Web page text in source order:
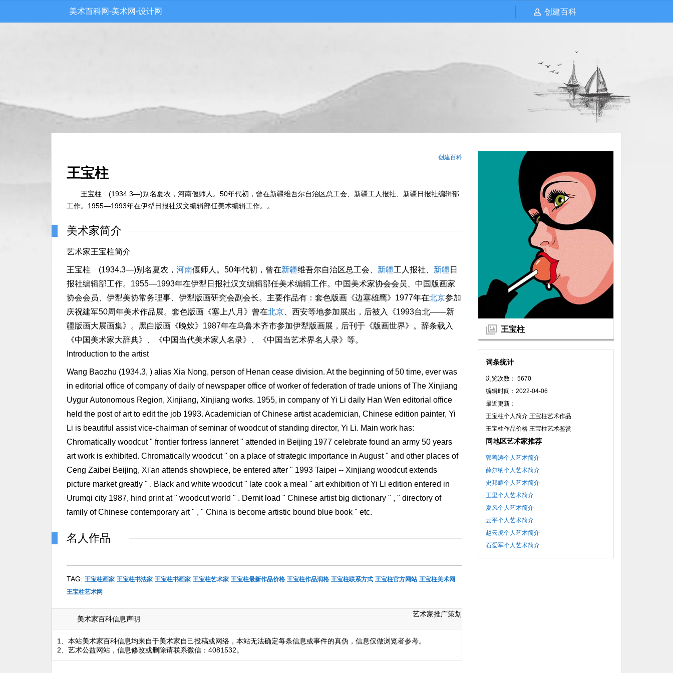
美术百科网-美术网-设计网 创建百科
王宝柱
词条统计
浏览次数： 5670
编辑时间：2022-04-06
最近更新：
王宝柱个人简介 王宝柱艺术作品
王宝柱作品价格 王宝柱艺术鉴赏
同地区艺术家推荐
郭善涛个人艺术简介
薛尔纳个人艺术简介
史邦耀个人艺术简介
王里个人艺术简介
夏风个人艺术简介
云平个人艺术简介
赵云虎个人艺术简介
石爱军个人艺术简介
创建百科
王宝柱
王宝柱 (1934.3—)别名夏农，河南偃师人。50年代初，曾在新疆维吾尔自治区总工会、新疆工人报社、新疆日报社编辑部
工作。1955—1993年在伊犁日报社汉文编辑部任美术编辑工作。。
美术家简介
艺术家王宝柱简介
王宝柱 (1934.3—)别名夏农， 河南偃师人。50年代初，曾在新疆维吾尔自治区总工会、 新疆工人报社、 新疆 日
报社编辑部工作。1955—1993年在伊犁日报社汉文编辑部任美术编辑工作。中国美术家协会会员、中国版画家
协会会员、伊犁美协常务理事、伊犁版画研究会副会长。主要作品有：套色版画《边塞雄鹰》1977年在北京参加
庆祝建军50周年美术作品展。套色版画《塞上八月》曾在北京 、西安等地参加展出，后被入《1993台北——新
疆版画大展画集》。黑白版画《晚炊》1987年在乌鲁木齐市参加伊犁版画展，后刊于《版画世界》。辞条载入
《中国美术家大辞典》、《中国当代美术家人名录》、《中国当艺术界名人录》等。
Introduction to the artist
Wang Baozhu (1934.3, ) alias Xia Nong, person of Henan cease division. At the beginning of 50 time, ever was
in editorial office of company of daily of newspaper office of worker of federation of trade unions of The Xinjiang
Uygur Autonomous Region, Xinjiang, Xinjiang works. 1955, in company of Yi Li daily Han Wen editorial office
held the post of art to edit the job 1993. Academician of Chinese artist academician, Chinese edition painter, Yi
Li is beautiful assist vice-chairman of seminar of woodcut of standing director, Yi Li. Main work has:
Chromatically woodcut " frontier fortress lanneret " attended in Beijing 1977 celebrate found an army 50 years
art work is exhibited. Chromatically woodcut " on a place of strategic importance in August " and other places of
Ceng Zaibei Beijing, Xi'an attends showpiece, be entered after " 1993 Taipei -- Xinjiang woodcut extends
picture market greatly " . Black and white woodcut " late cook a meal " art exhibition of Yi Li edition entered in
Urumqi city 1987, hind print at " woodcut world " . Demit load " Chinese artist big dictionary " , " directory of
family of Chinese contemporary art " , " China is become artistic bound blue book " etc.
名人作品
TAG: 王宝柱画家 王宝柱书法家 王宝柱书画家 王宝柱艺术家 王宝柱最新作品价格 王宝柱作品润格 王宝柱联系方式 王宝柱官方网站 王宝柱美术网
王宝柱艺术网
美术家百科信息声明
艺术家推广策划
1、本站美术家百科信息均来自于美术家自己投稿或网络，本站无法确定每条信息或事件的真伪，信息仅做浏览者参考。
2、艺术公益网站，信息修改或删除请联系微信：4081532。